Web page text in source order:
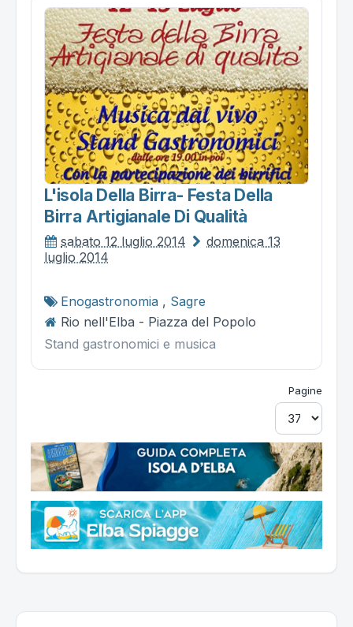
L'isola Della Birra- Festa Della
Birra Artigianale Di Qualità
sabato 12 luglio 2014
domenica 13
luglio 2014
Enogastronomia , Sagre
Rio nell'Elba - Piazza del Popolo
Stand gastronomici e musica
Pagine